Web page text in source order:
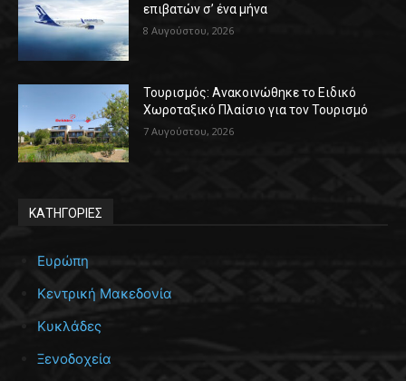
επιβατών σ’ ένα μήνα
8 Αυγούστου, 2026
Τουρισμός: Ανακοινώθηκε το Ειδικό
Χωροταξικό Πλαίσιο για τον Τουρισμό
7 Αυγούστου, 2026
ΚΑΤΗΓΟΡΙΕΣ
Ευρώπη
Κεντρική Μακεδονία
Κυκλάδες
Ξενοδοχεία